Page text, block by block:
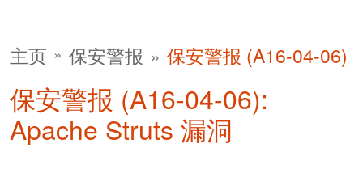
主页 保安警报 保安警报 (A16-04-06)
保安警报 (A16-04-06):
Apache Struts 漏洞